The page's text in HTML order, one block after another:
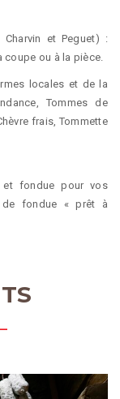
et Peguet) :
coupe ou à la pièce.
locales et de la
Tommes de
frais, Tommette
et fondue pour vos
de fondue « prêt à